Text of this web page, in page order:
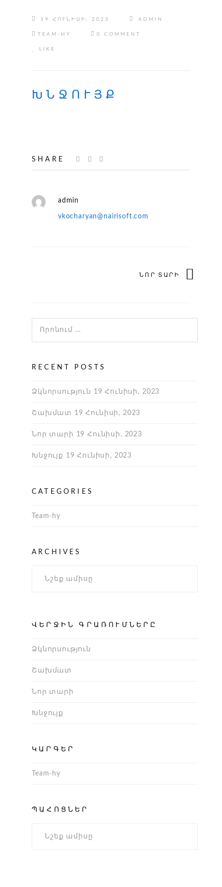
19 ՀՈՒՆԻՍԻ, 2023 ADMIN
TEAM-HY 0 COMMENT
LIKE
ԽՆՋՈՒՅՔ
SHARE
admin
vkocharyan@nairisoft.com
ՆՈՐ ՏԱՐԻ
RECENT POSTS
Ձկնորսություն 19 Հունիսի, 2023
Շախմատ 19 Հունիսի, 2023
Նոր տարի 19 Հունիսի, 2023
Խնջույք 19 Հունիսի, 2023
CATEGORIES
Team-hy
ARCHIVES
ՎԵՐՋԻՆ ԳՐԱՌՈՒՄՆԵՐԸ
Ձկնորսություն
Շախմատ
Նոր տարի
Խնջույք
ԿԱՐԳԵՐ
Team-hy
ՊԱՀՈՑՆԵՐ